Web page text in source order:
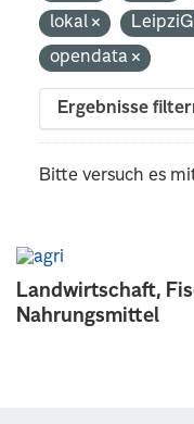
Landwirtschaft,
Nahrungsmittel
lokal
opendata
Ergebnisse
Bitte versuch es